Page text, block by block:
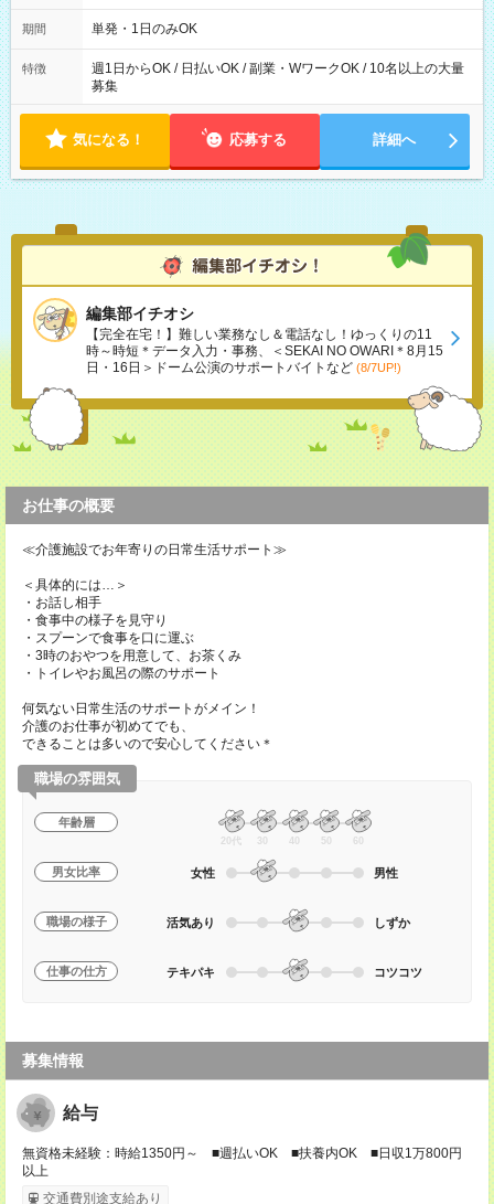
勤務 勤務：月・水・金 休み：火・木・土・日 好きな時にお仕事
可能です！ ※1日あたりの最大実働時間は日勤、夜勤共に勤務し
期間 単発・1日のみOK
特徴
週1日からOK / 日払いOK / 副業・WワークOK / 10名以上の大量
募集
気になる！ 応募する 詳細へ
編集部イチオシ
【完全在宅！】難しい業務なし＆電話なし！ゆっくりの11
時～時短＊データ入力・事務、＜SEKAI NO OWARI＊8月15
日・16日＞ドーム公演のサポートバイトなど (8/7UP!)
お仕事の概要
≪介護施設でお年寄りの日常生活サポート≫
＜具体的には…＞
・お話し相手
・食事中の様子を見守り
・スプーンで食事を口に運ぶ
・3時のおやつを用意して、お茶くみ
・トイレやお風呂の際のサポート
何気ない日常生活のサポートがメイン！
介護のお仕事が初めてでも、
できることは多いので安心してください＊
職場の雰囲気
年齢層
20代 30 40 50 60
男女比率 女性 男性
職場の様子 活気あり しずか
仕事の仕方 テキパキ コツコツ
募集情報
給与
無資格未経験：時給1350円～ ■週払いOK ■扶養内OK ■日収1万800円
以上
交通費別途支給あり